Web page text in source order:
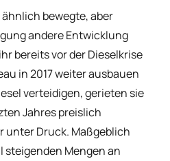
bewegte, aber
andere Entwicklung
bereits vor der Dieselkrise
in 2017 weiter ausbauen
verteidigen, gerieten sie
Jahres preislich
unter Druck. Maßgeblich
steigenden Mengen an